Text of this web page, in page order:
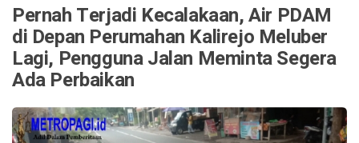
Pernah Terjadi Kecalakaan, Air PDAM
di Depan Perumahan Kalirejo Meluber
Lagi, Pengguna Jalan Meminta Segera
Ada Perbaikan